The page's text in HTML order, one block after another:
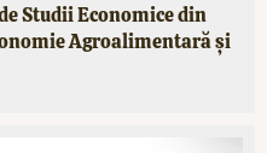
Studii Economice din
Agroalimentară și